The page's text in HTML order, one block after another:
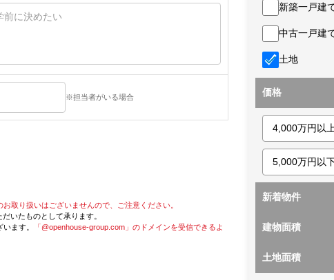
※担当者がいる場合
お取り扱いはございませんので、ご注意ください。
だいたものとして承ります。
ます。
「@openhouse-group.com」のドメインを受信できるよ
新築一戸建
中古一戸建
土地
価格
新着物件
建物面積
土地面積